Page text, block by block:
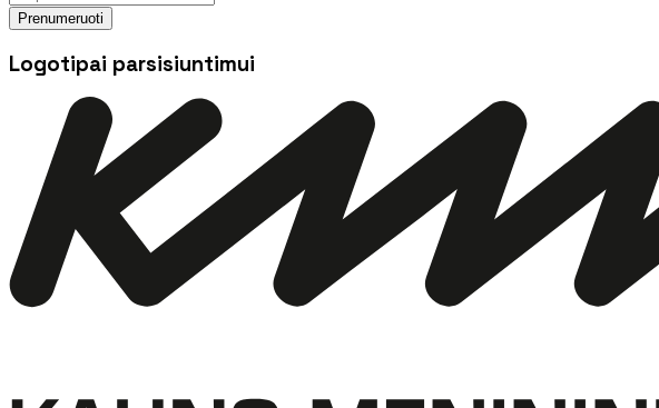
Prenumeruoti
Logotipai parsisiuntimui